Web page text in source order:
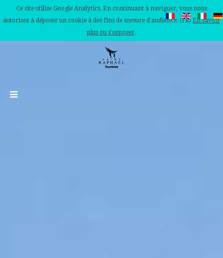
Ce site utilise Google Analytics. En continuant à naviguer, vous nous
autorisez à déposer un cookie à des fins de mesure d'audience. (FR) En savoir
plus ou s'opposer.